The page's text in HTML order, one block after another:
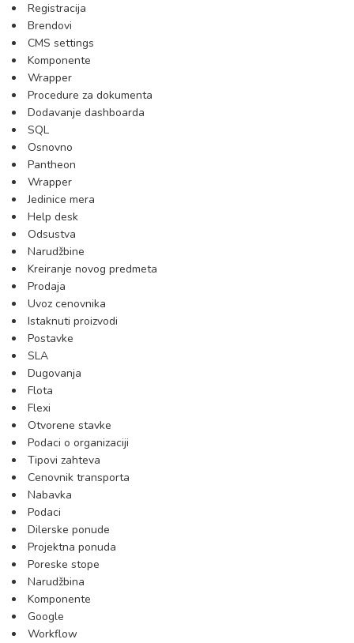
Registracija
Brendovi
CMS settings
Komponente
Wrapper
Procedure za dokumenta
Dodavanje dashboarda
SQL
Osnovno
Pantheon
Wrapper
Jedinice mera
Help desk
Odsustva
Narudžbine
Kreiranje novog predmeta
Prodaja
Uvoz cenovnika
Istaknuti proizvodi
Postavke
SLA
Dugovanja
Flota
Flexi
Otvorene stavke
Podaci o organizaciji
Tipovi zahteva
Cenovnik transporta
Nabavka
Podaci
Dilerske ponude
Projektna ponuda
Poreske stope
Narudžbina
Komponente
Google
Workflow